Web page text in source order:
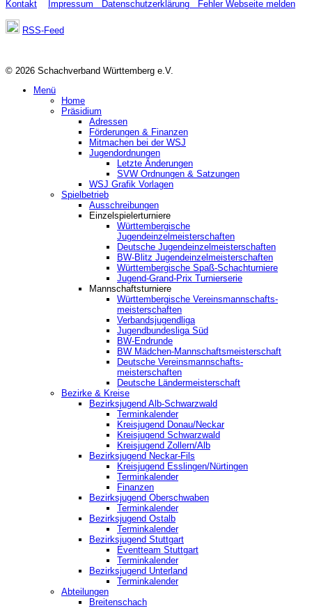
Kontakt Impressum Datenschutzerklärung Fehler Webseite melden
RSS-Feed
© 2026 Schachverband Württemberg e.V.
Menü
Home
Präsidium
Adressen
Förderungen & Finanzen
Mitmachen bei der WSJ
Jugendordnungen
Letzte Änderungen
SVW Ordnungen & Satzungen
WSJ Grafik Vorlagen
Spielbetrieb
Ausschreibungen
Einzelspielerturniere
Württembergische
Jugendeinzelmeisterschaften
Deutsche Jugendeinzelmeisterschaften
BW-Blitz Jugendeinzelmeisterschaften
Württembergische Spaß-Schachturniere
Jugend-Grand-Prix Turnierserie
Mannschaftsturniere
Württembergische Vereinsmannschafts-
meisterschaften
Verbandsjugendliga
Jugendbundesliga Süd
BW-Endrunde
BW Mädchen-Mannschaftsmeisterschaft
Deutsche Vereinsmannschafts-
meisterschaften
Deutsche Ländermeisterschaft
Bezirke & Kreise
Bezirksjugend Alb-Schwarzwald
Terminkalender
Kreisjugend Donau/Neckar
Kreisjugend Schwarzwald
Kreisjugend Zollern/Alb
Bezirksjugend Neckar-Fils
Kreisjugend ‎Esslingen/Nürtingen
Terminkalender
Finanzen
Bezirksjugend Oberschwaben
Terminkalender
Bezirksjugend Ostalb
Terminkalender
Bezirksjugend Stuttgart
‎Eventteam Stuttgart
Terminkalender
Bezirksjugend Unterland
Terminkalender
Abteilungen
Breitenschach